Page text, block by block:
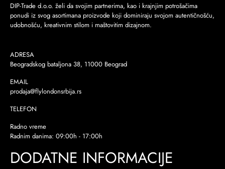
DIP-Trade d.o.o. želi da svojim partnerima, kao i krajnjim potrošačima
ponudi iz svog asortimana proizvode koji dominiraju svojom autentičnošću,
udobnošću, kreativnim stilom i maštovitim dizajnom.
ADRESA
Beogradskog bataljona 38, 11000 Beograd
EMAIL
prodaja@flylondonsrbija.rs
TELEFON
Radno vreme
Radnim danima: 09:00h - 17:00h
DODATNE INFORMACIJE